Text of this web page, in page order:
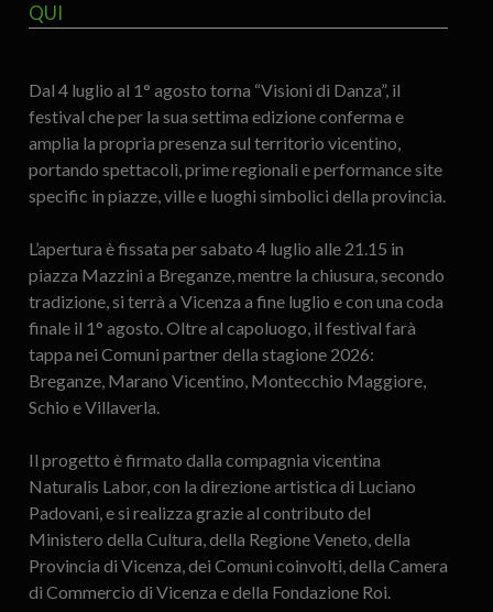
QUI
Dal 4 luglio al 1° agosto torna “Visioni di Danza”, il
festival che per la sua settima edizione conferma e
amplia la propria presenza sul territorio vicentino,
portando spettacoli, prime regionali e performance site
specific in piazze, ville e luoghi simbolici della provincia.
L’apertura è fissata per sabato 4 luglio alle 21.15 in
piazza Mazzini a Breganze, mentre la chiusura, secondo
tradizione, si terrà a Vicenza a fine luglio e con una coda
finale il 1° agosto. Oltre al capoluogo, il festival farà
tappa nei Comuni partner della stagione 2026:
Breganze, Marano Vicentino, Montecchio Maggiore,
Schio e Villaverla.
Il progetto è firmato dalla compagnia vicentina
Naturalis Labor, con la direzione artistica di Luciano
Padovani, e si realizza grazie al contributo del
Ministero della Cultura, della Regione Veneto, della
Provincia di Vicenza, dei Comuni coinvolti, della Camera
di Commercio di Vicenza e della Fondazione Roi.